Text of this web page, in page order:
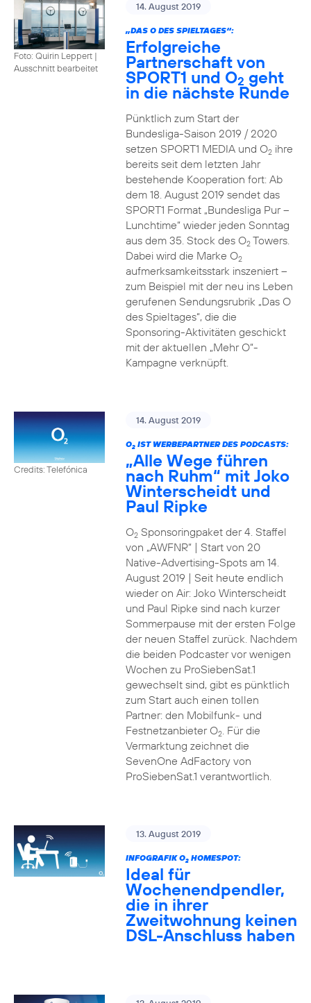
Foto: Quirin Leppert |
Ausschnitt bearbeitet
14. August 2019
„DAS O DES SPIELTAGES“:
Erfolgreiche
Partnerschaft von
SPORT1 und O2 geht
in die nächste Runde
Pünktlich zum Start der
Bundesliga-Saison 2019 / 2020
setzen SPORT1 MEDIA und O2ihre
bereits seit dem letzten Jahr
bestehende Kooperation fort: Ab
dem 18. August 2019 sendet das
SPORT1 Format „Bundesliga Pur –
Lunchtime“ wieder jeden Sonntag
aus dem 35. Stock des O2Towers.
Dabei wird die Marke O2
aufmerksamkeitsstark inszeniert –
zum Beispiel mit der neu ins Leben
gerufenen Sendungsrubrik „Das O
des Spieltages“, die die
Sponsoring-Aktivitäten geschickt
mit der aktuellen „Mehr O“-
Kampagne verknüpft.
Credits: Telefónica
14. August 2019
O2IST WERBEPARTNER DES PODCASTS:
„Alle Wege führen
nach Ruhm“ mit Joko
Winterscheidt und
Paul Ripke
O2Sponsoringpaket der 4. Staffel
von „AWFNR“ | Start von 20
Native-Advertising-Spots am 14.
August 2019 | Seit heute endlich
wieder on Air: Joko Winterscheidt
und Paul Ripke sind nach kurzer
Sommerpause mit der ersten Folge
der neuen Staffel zurück. Nachdem
die beiden Podcaster vor wenigen
Wochen zu ProSiebenSat.1
gewechselt sind, gibt es pünktlich
zum Start auch einen tollen
Partner: den Mobilfunk- und
Festnetzanbieter O2. Für die
Vermarktung zeichnet die
SevenOne AdFactory von
ProSiebenSat.1 verantwortlich.
13. August 2019
INFOGRAFIK O2HOMESPOT:
Ideal für
Wochenendpendler,
die in ihrer
Zweitwohnung keinen
DSL-Anschluss haben